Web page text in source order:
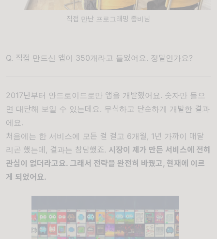
직접 만난 프로그래밍 좀비님
Q. 직접 만드신 앱이 350개라고 들었어요. 정말인가요?
2017년부터 안드로이드로만 앱을 개발했어요. 숫자만 들으
면 대단해 보일 수 있는데요. 무식하고 단순하게 개발한 결과
에요.
처음에는 한 서비스에 모든 걸 걸고 6개월, 1년 가까이 매달
리곤 했는데, 결과는 참담했죠. 시장이 제가 만든 서비스에 전혀
관심이 없더라고요. 그래서 전략을 완전히 바꿨고, 현재에 이르
게 되었어요.